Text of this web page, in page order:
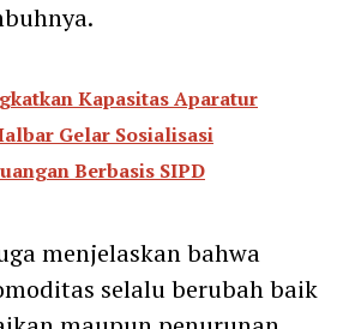
Kapasitas Aparatur
Gelar Sosialisasi
Berbasis SIPD
menjelaskan bahwa
selalu berubah baik